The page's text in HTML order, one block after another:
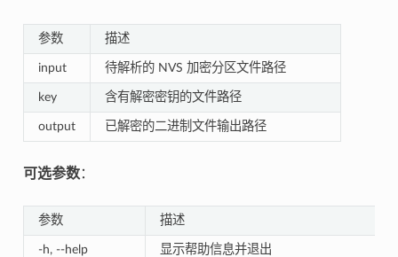
参数 描述
input 待解析的 NVS 加密分区文件路径
key 含有解密密钥的文件路径
output 已解密的二进制文件输出路径
可选参数：
参数 描述
-h, --help 显示帮助信息并退出